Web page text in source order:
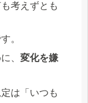
考えずとも
。
、変化を嫌
は「いつも